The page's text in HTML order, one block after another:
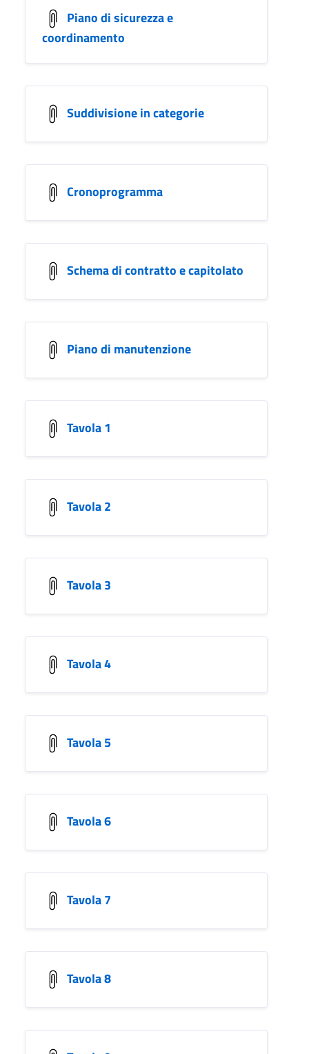
Piano di sicurezza e
coordinamento
Suddivisione in categorie
Cronoprogramma
Schema di contratto e capitolato
Piano di manutenzione
Tavola 1
Tavola 2
Tavola 3
Tavola 4
Tavola 5
Tavola 6
Tavola 7
Tavola 8